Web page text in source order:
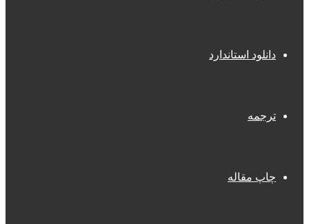
دانلود استاندارد
ترجمه
چاپ مقاله